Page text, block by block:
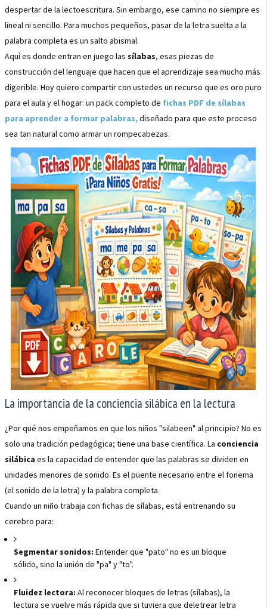
despertar de la lectoescritura. Sin embargo, ese camino no siempre es
lineal ni sencillo. Para muchos pequeños, pasar de la letra suelta a la
palabra completa es un salto abismal.
Aquí es donde entran en juego las sílabas, esas piezas de
construcción del lenguaje que hacen que el aprendizaje sea mucho más
digerible. Hoy quiero compartir con ustedes un recurso que es oro puro
para el aula y el hogar: un pack completo de fichas PDF de sílabas
para aprender a formar palabras,diseñado para que este proceso
sea tan natural como armar un rompecabezas.
La importancia de la conciencia silábica en la lectura
¿Por qué nos empeñamos en que los niños "silabeen" al principio? No es
solo una tradición pedagógica; tiene una base científica. La conciencia
silábica es la capacidad de entender que las palabras se dividen en
unidades menores de sonido. Es el puente necesario entre el fonema
(el sonido de la letra) y la palabra completa.
Cuando un niño trabaja con fichas de sílabas, está entrenando su
cerebro para:
Segmentar sonidos: Entender que "pato" no es un bloque
sólido, sino la unión de "pa" y "to".
Fluidez lectora: Al reconocer bloques de letras (sílabas), la
lectura se vuelve más rápida que si tuviera que deletrear letra